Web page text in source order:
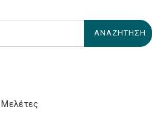
Μελέτες